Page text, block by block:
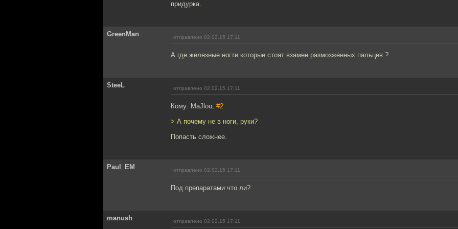
придурка.
GreenMan отправлено 02.02.15 17:11
А где железные ногти которые стоят взамен размозженных пальцев ?
SteeL отправлено 02.02.15 17:11
Кому: MaJlou, #2
> А почему не в ноги, руки?
Попасть сложнее.
Paul_EM отправлено 02.02.15 17:11
Под препаратами что ли?
manush отправлено 02.02.15 17:11